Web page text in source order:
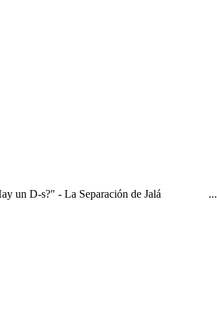
Hay un D-s?" - La Separación de Jalá ...